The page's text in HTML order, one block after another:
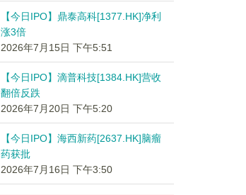
【今日IPO】鼎泰高科[1377.HK]净利
涨3倍
2026年7月15日 下午5:51
【今日IPO】滴普科技[1384.HK]营收
翻倍反跌
2026年7月20日 下午5:20
【今日IPO】海西新药[2637.HK]脑瘤
药获批
2026年7月16日 下午3:50